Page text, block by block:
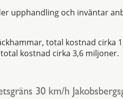
upphandling och inväntar
total kostnad cirka
kostnad cirka 3,6 miljoner.
30 km/h